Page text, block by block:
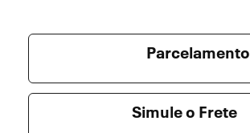
Parcelamento
Simule o Frete